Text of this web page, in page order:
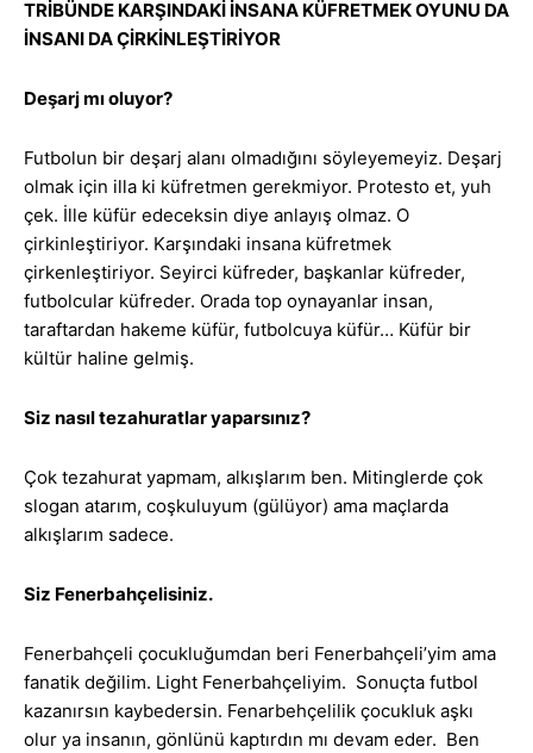
TRİBÜNDE KARŞINDAKİ İNSANA KÜFRETMEK OYUNU DA
İNSANI DA ÇİRKİNLEŞTİRİYOR
Deşarj mı oluyor?
Futbolun bir deşarj alanı olmadığını söyleyemeyiz. Deşarj
olmak için illa ki küfretmen gerekmiyor. Protesto et, yuh
çek. İlle küfür edeceksin diye anlayış olmaz. O
çirkinleştiriyor. Karşındaki insana küfretmek
çirkenleştiriyor. Seyirci küfreder, başkanlar küfreder,
futbolcular küfreder. Orada top oynayanlar insan,
taraftardan hakeme küfür, futbolcuya küfür… Küfür bir
kültür haline gelmiş.
Siz nasıl tezahuratlar yaparsınız?
Çok tezahurat yapmam, alkışlarım ben. Mitinglerde çok
slogan atarım, coşkuluyum (gülüyor) ama maçlarda
alkışlarım sadece.
Siz Fenerbahçelisiniz.
Fenerbahçeli çocukluğumdan beri Fenerbahçeli’yim ama
fanatik değilim. Light Fenerbahçeliyim. Sonuçta futbol
kazanırsın kaybedersin. Fenarbehçelilik çocukluk aşkı
olur ya insanın, gönlünü kaptırdın mı devam eder. Ben